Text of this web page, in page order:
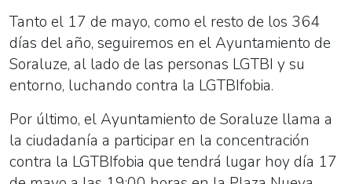
Tanto el 17 de mayo, como el resto de los 364
días del año, seguiremos en el Ayuntamiento de
Soraluze, al lado de las personas LGTBI y su
entorno, luchando contra la LGTBIfobia.
Por último, el Ayuntamiento de Soraluze llama a
la ciudadanía a participar en la concentración
contra la LGTBIfobia que tendrá lugar hoy día 17